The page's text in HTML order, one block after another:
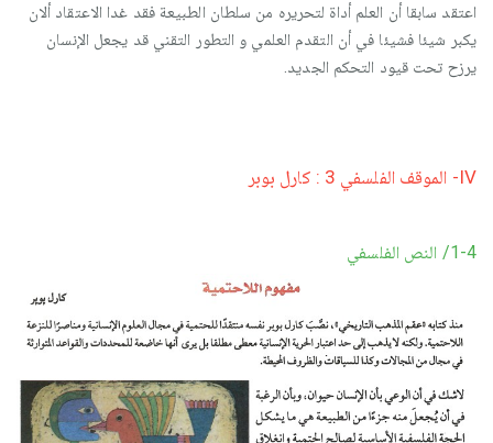
اعتقد سابقا أن العلم أداة لتحريره من سلطان الطبيعة فقد غدا الاعتقاد ألان
يكبر شيئا فشيئا في أن التقدم العلمي و التطور التقني قد يجعل الإنسان
يرزح تحت قيود التحكم الجديد.
IV- الموقف الفلسفي 3 : كارل بوبر
1-4/ النص الفلسفي